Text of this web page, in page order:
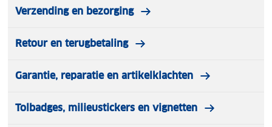
Verzending en bezorging
Retour en terugbetaling
Garantie, reparatie en artikelklachten
Tolbadges, milieustickers en vignetten